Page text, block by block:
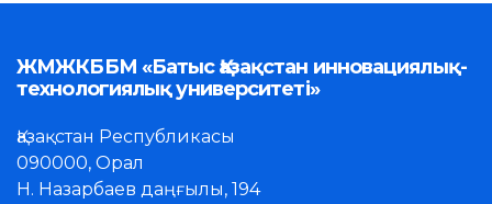
ЖМЖКББМ «Батыс Қазақстан инновациялық-
технологиялық университеті»
Қазақстан Республикасы
090000, Орал
Н. Назарбаев даңғылы, 194